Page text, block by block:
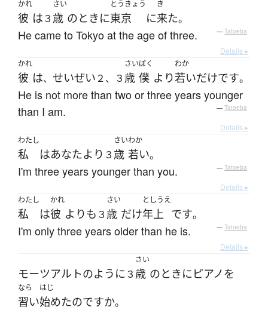
かれ
彼 は３
さい
歳 のときに
とうきょう
東京 に
き
来た。
He came to Tokyo at the age of three. — Tatoeba
Details ▸
かれ
彼 は、 せいぜい２、３
さい
歳
ぼく
僕 より
わか
若いだけです。
He is not more than two or three years younger
than I am.
— Tatoeba
Details ▸
わたし
私 はあなたより ３
さい
歳
わか
若い。
I'm three years younger than you. — Tatoeba
Details ▸
わたし
私 は
かれ
彼 よりも ３
さい
歳 だけ
としうえ
年上 です。
I'm only three years older than he is. — Tatoeba
Details ▸
モーツアルトのように３
さい
歳 のときにピアノ を
なら
習い
はじ
始めたのですか。